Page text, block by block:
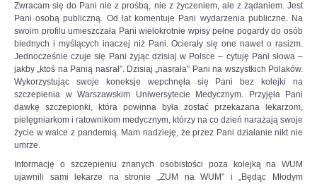
FILMIKI
Z ARCHIWUM
SZACHIŚCI
ZDJĘCIA
Z KALENDARZA
Zwracam się do Pani nie z prośbą, nie z życzeniem, ale z żądaniem. Jest
Pani osobą publiczną. Od lat komentuje Pani wydarzenia publiczne. Na
swoim profilu umieszczała Pani wielokrotnie wpisy pełne pogardy do osób
biednych i myślących inaczej niż Pani. Ocierały się one nawet o rasizm.
Jednocześnie czuje się Pani żyjąc dzisiaj w Polsce – cytuję Pani słowa –
jakby „ktoś na Panią nasrał”. Dzisiaj „nasrała” Pani na wszystkich Polaków.
Wykorzystując swoje koneksje wepchnęła się Pani bez kolejki na
szczepienia w Warszawskim Uniwersytecie Medycznym. Przyjęła Pani
dawkę szczepionki, która powinna była zostać przekazana lekarzom,
pielęgniarkom i ratownikom medycznym, którzy na co dzień narażają swoje
życie w walce z pandemią. Mam nadzieję, że przez Pani działanie nikt nie
umrze.
Informację o szczepieniu znanych osobistości poza kolejką na WUM
ujawnili sami lekarze na stronie „ZUM na WUM” i „Będąc Młodym